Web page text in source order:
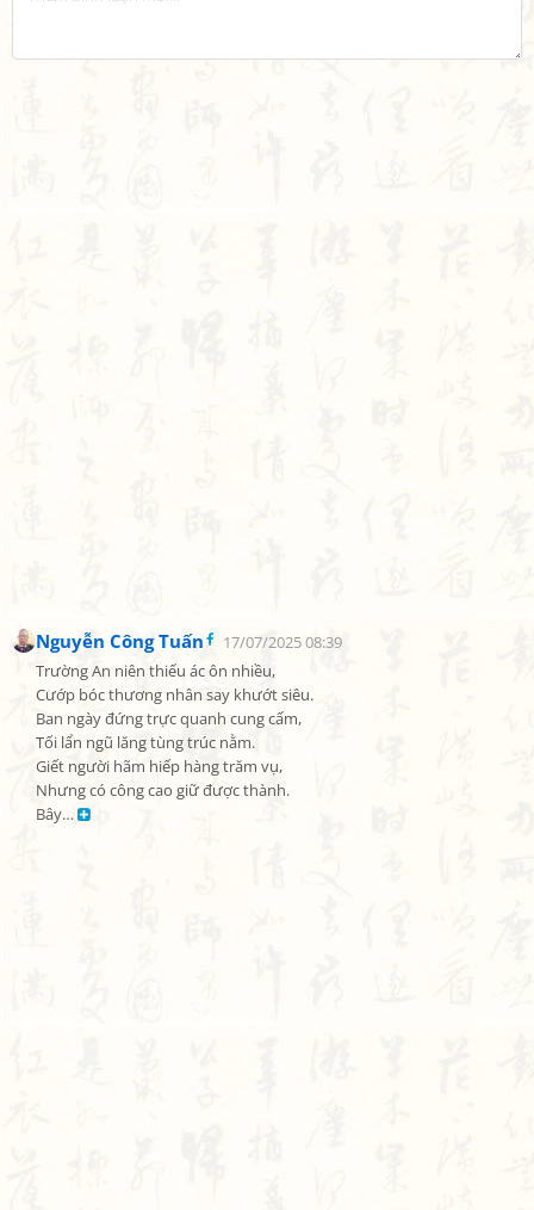
Nguyễn Công Tuấn
17/07/2025 08:39
Trường An niên thiếu ác ôn nhiều,
Cướp bóc thương nhân say khướt siêu.
Ban ngày đứng trực quanh cung cấm,
Tối lẩn ngũ lăng tùng trúc nằm.
Giết người hãm hiếp hàng trăm vụ,
Nhưng có công cao giữ được thành.
Bây…